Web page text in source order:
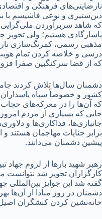
نارضایتی‌های فرهنگی و
دین‌ستیزی و نوعی فاشیسم با
که شاهد سربرآوردن ملی‌گرایی
پاسارگادی هستیم؛ ولی
مذهبی رسمی، کمرنگ‌سازی
درسی و خلاصه کردن تمام
که از قضا سرکنگبین صفرا
دشمنان سال‌ها تلاش کردند
کشور و خصوصاً سپاه پاسداران
که آن‌ها را در معرکه‌های حجاب
جایی که بسیاری از مردم
جانبازی‌ها، فداکاری‌ها و
برابر جنایات مهاجمان هستند و
پیشین دشمنان می‌دانند.
رهبر شهید بارها از لزوم جهاد
کارگزاران تجویز شد نتوانست
گفته شد این جوایز
دشمنان در روز مبادا از آن‌ها
خانه‌نشین کردن کنشگران